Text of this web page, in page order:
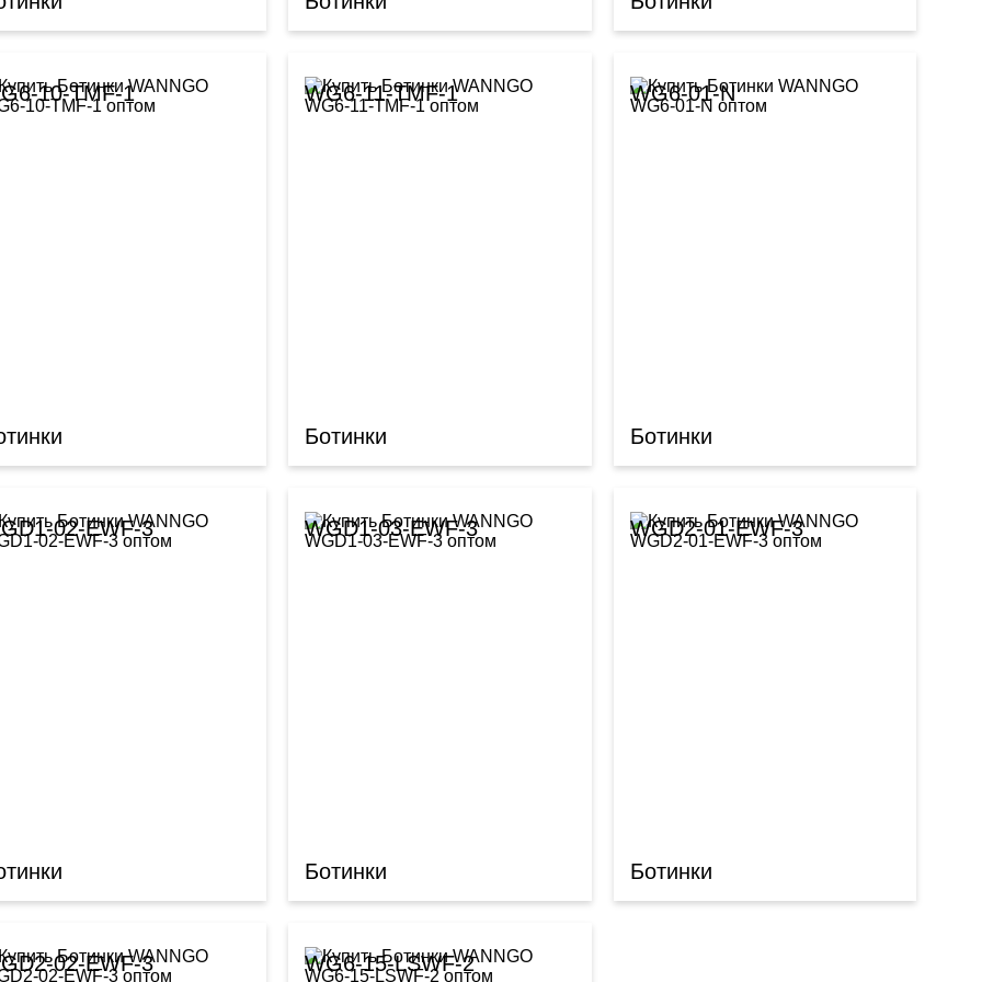
10-TMF-1 WG6-11-TMF-1
Ботинки
WG6-01-N
Ботинки
02-EWF-3 WGD1-03-EWF-3
Ботинки
WGD2-01-EWF-3
Ботинки
02-EWF-3 WG6-15-LSWF-2